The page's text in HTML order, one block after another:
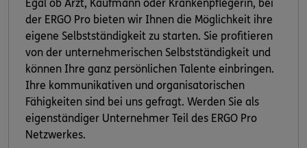
Egal ob Arzt, Kaufmann oder Krankenpflegerin, bei
der ERGO Pro bieten wir Ihnen die Möglichkeit ihre
eigene Selbstständigkeit zu starten. Sie profitieren
von der unternehmerischen Selbstständigkeit und
können Ihre ganz persönlichen Talente einbringen.
Ihre kommunikativen und organisatorischen
Fähigkeiten sind bei uns gefragt. Werden Sie als
eigenständiger Unternehmer Teil des ERGO Pro
Netzwerkes.